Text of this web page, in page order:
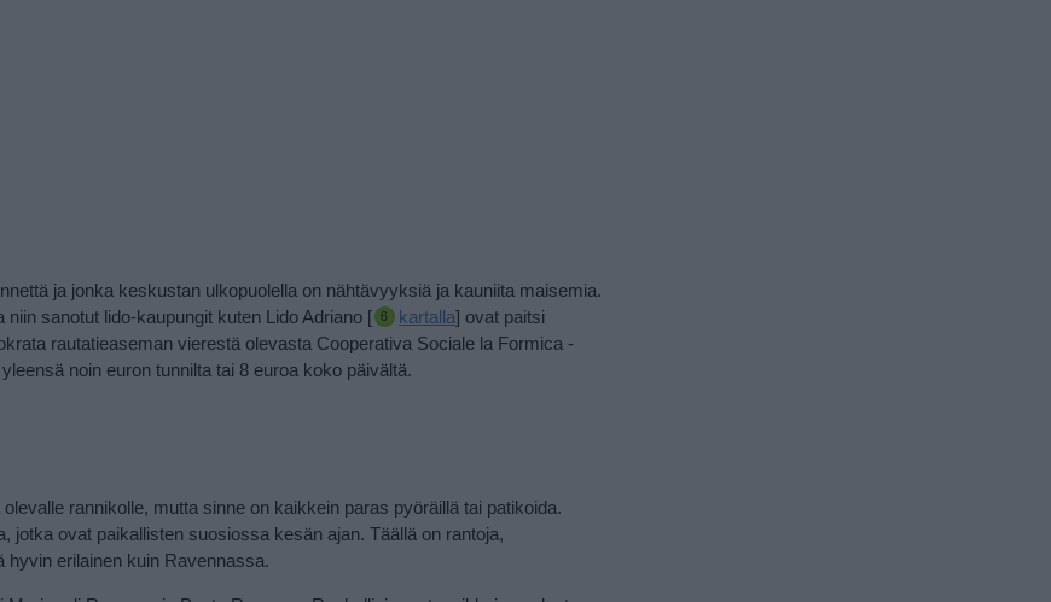
ja jonka keskustan ulkopuolella on nähtävyyksiä ja kauniita maisemia.
sanotut lido-kaupungit kuten Lido Adriano [
kartalla] ovat paitsi
rautatieaseman vierestä olevasta Cooperativa Sociale la Formica -
noin euron tunnilta tai 8 euroa koko päivältä.
rannikolle, mutta sinne on kaikkein paras pyöräillä tai patikoida.
jotka ovat paikallisten suosiossa kesän ajan. Täällä on rantoja,
hyvin erilainen kuin Ravennassa.